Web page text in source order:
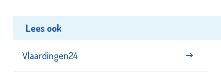
Lees ook
Vlaardingen24